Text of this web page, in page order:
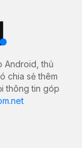
Android, thủ
chia sẻ thêm
thông tin góp